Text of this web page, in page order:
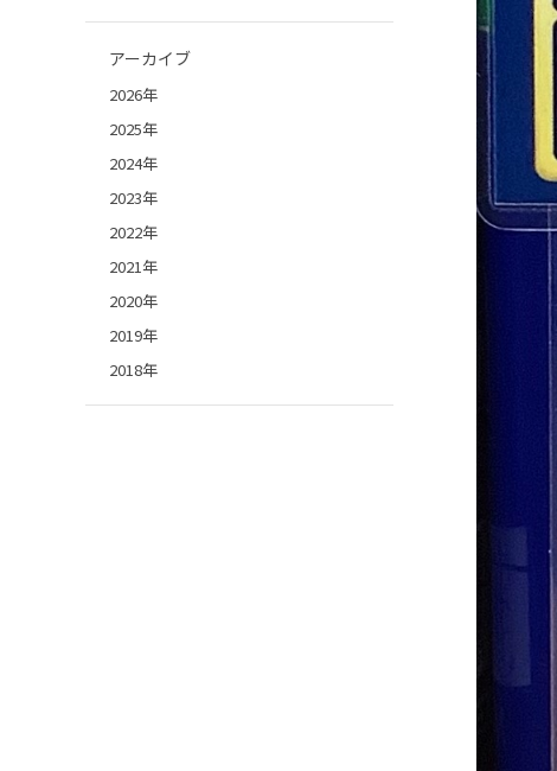
アーカイブ
2026年
2025年
2024年
2023年
2022年
2021年
2020年
2019年
2018年